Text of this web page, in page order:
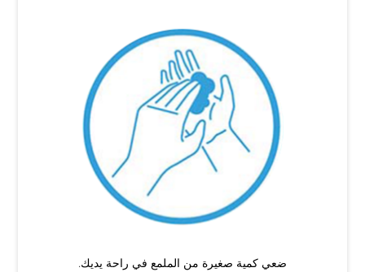
ضعي كمية صغيرة من الملمع في راحة يديك.